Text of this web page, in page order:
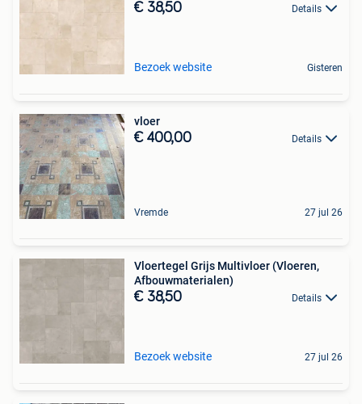
€ 38,50 Details
Bezoek website Gisteren
vloer
€ 400,00 Details
Vremde 27 jul 26
Vloertegel Grijs Multivloer (Vloeren,
Afbouwmaterialen)
€ 38,50 Details
Bezoek website 27 jul 26